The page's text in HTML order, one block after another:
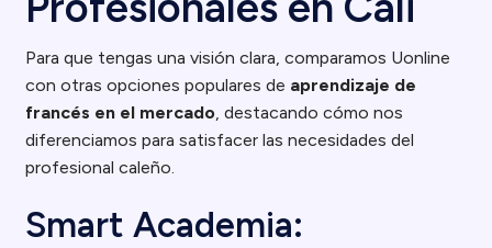
Para que tengas una visión clara, comparamos Uonline
con otras opciones populares de aprendizaje de
francés en el mercado, destacando cómo nos
diferenciamos para satisfacer las necesidades del
profesional caleño.
Smart Academia: